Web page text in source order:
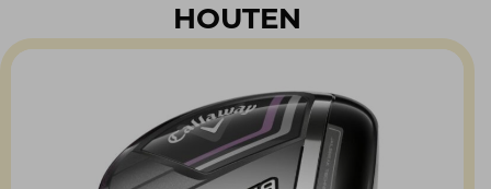
HOUTEN